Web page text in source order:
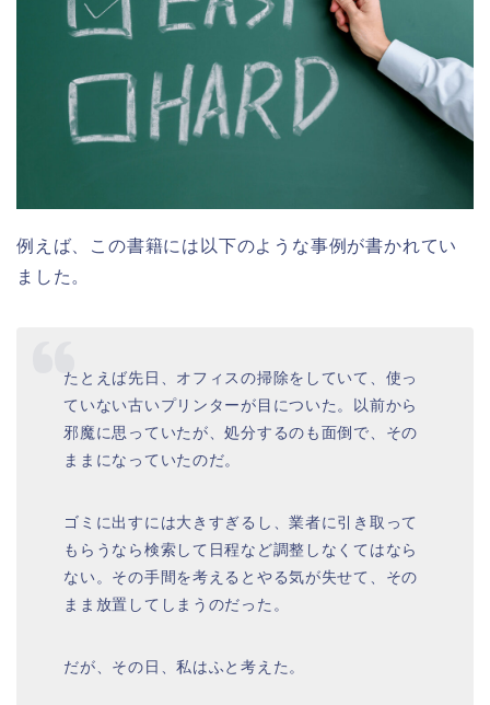
例えば、この書籍には以下のような事例が書かれてい
ました。
たとえば先日、オフィスの掃除をしていて、使っ
ていない古いプリンターが目についた。以前から
邪魔に思っていたが、処分するのも面倒で、その
ままになっていたのだ。
ゴミに出すには大きすぎるし、業者に引き取って
もらうなら検索して日程など調整しなくてはなら
ない。その手間を考えるとやる気が失せて、その
まま放置してしまうのだった。
だが、その日、私はふと考えた。